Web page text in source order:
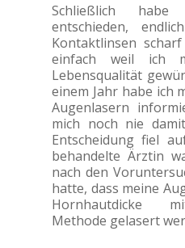
Schließlich
entschieden,
Kontaktlinsen
einfach weil ich
Lebensqualität
einem Jahr habe ich
Augenlasern
mich noch nie
Entscheidung fiel
behandelte Ärztin
nach den
hatte, dass meine
Hornhautdicke
Methode gelasert